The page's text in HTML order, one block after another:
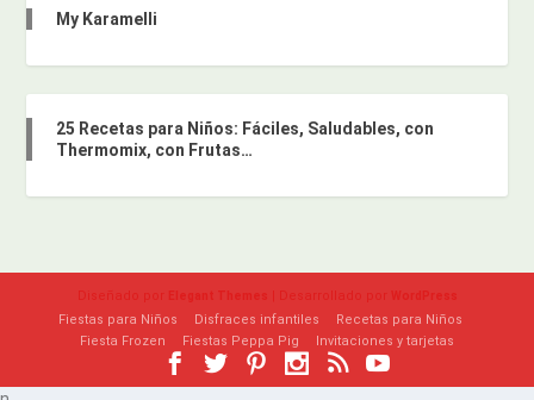
My Karamelli
25 Recetas para Niños: Fáciles, Saludables, con
Thermomix, con Frutas…
Diseñado por Elegant Themes | Desarrollado por WordPress
Fiestas para Niños Disfraces infantiles
Recetas para Niños
Fiesta Frozen
Fiestas Peppa Pig Invitaciones y tarjetas